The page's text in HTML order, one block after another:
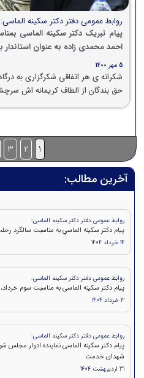
روابط عمومی دفتر دکتر سکینه الماسی:
پیام تبریک دکتر سکینه الماسی
احمد محمدی زاده به عنوان استاندار
5 مهر 1400
شکرانه ی هر اتفاقی شکرگزاری به
حق بندگان از الطاف کریمانه اش
1
2
3
آخرین مطالب:
روابط عمومی دفتر دکتر سکینه الماسی:
پيام دکتر سكينه الماسي به مناسبت سالگرد
14 خرداد 1404
روابط عمومی دفتر دکتر سکینه الماسی:
پیام دکتر سکینه الماسی به مناسبت سوم
3 خرداد 1404
روابط عمومی دفتر دکتر سکینه الماسی:
پیام دکتر سکینه الماسی نماینده ادوار
شهدای خدمت
31 اردیبهشت 1404